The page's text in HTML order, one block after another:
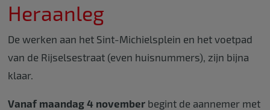
Heraanleg
De werken aan het Sint-Michielsplein en het voetpad
van de Rijselsestraat (even huisnummers), zijn bijna
klaar.
Vanaf maandag 4 novemberbegint de aannemer met